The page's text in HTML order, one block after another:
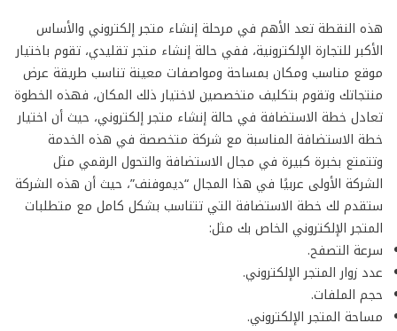
هذه النقطة تعد الأهم في مرحلة إنشاء متجر إلكتروني والأساس
الأكبر للتجارة الإلكترونية، ففي حالة إنشاء متجر تقليدي، تقوم باختيار
موقع مناسب ومكان بمساحة ومواصفات معينة تناسب طريقة عرض
منتجاتك وتقوم بتكليف متخصصين لاختيار ذلك المكان، فهذه الخطوة
تعادل خطة الاستضافة في حالة إنشاء متجر إلكتروني، حيث أن اختيار
خطة الاستضافة المناسبة مع شركة متخصصة في هذه الخدمة
وتتمتع بخبرة كبيرة في مجال الاستضافة والتحول الرقمي مثل
الشركة الأولى عربيًا في هذا المجال “ديموفنف”، حيث أن هذه الشركة
ستقدم لك خطة الاستضافة التي تتناسب بشكل كامل مع متطلبات
المتجر الإلكتروني الخاص بك مثل:
سرعة التصفح.
عدد زوار المتجر الإلكتروني.
حجم الملفات.
مساحة المتجر الإلكتروني.